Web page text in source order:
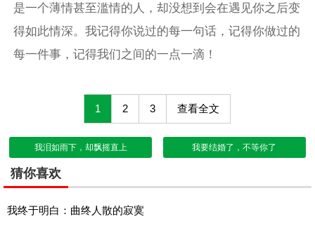
是一个薄情甚至滥情的人，却没想到会在遇见你之后变
得如此情深。我记得你说过的每一句话，记得你做过的
每一件事，记得我们之间的一点一滴！
1 2 3 查看全文
我泪如雨下，却飘摇直上 我要结婚了，不等你了
猜你喜欢
我终于明白：曲终人散的寂寞